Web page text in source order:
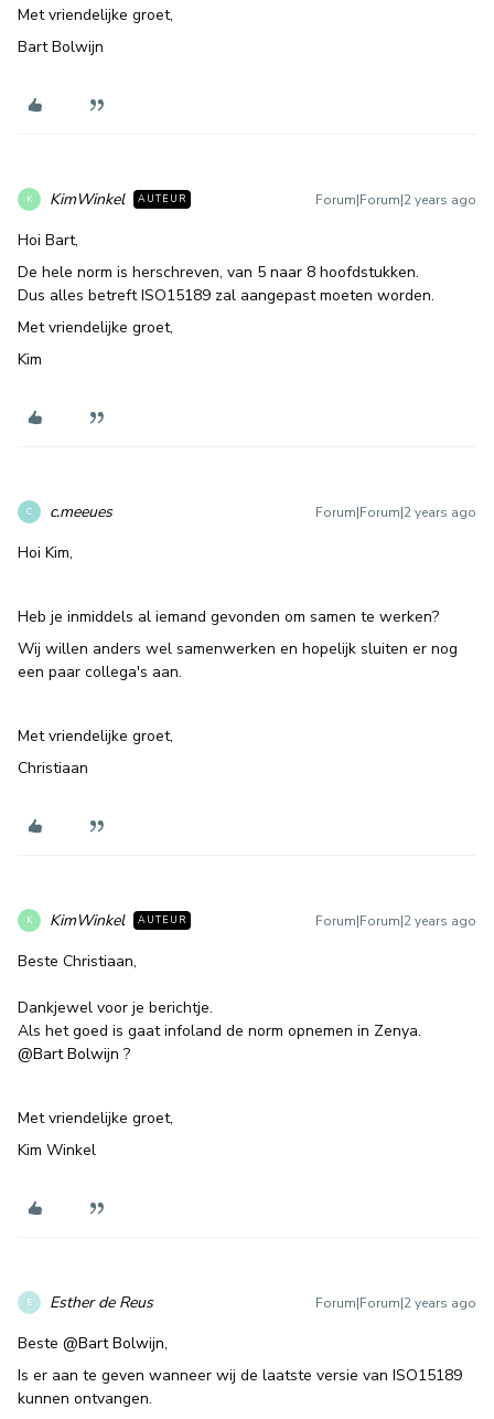
Met vriendelijke groet,
Bart Bolwijn
K KimWinkel AUTEUR Forum|Forum|2 years ago
Hoi Bart,
De hele norm is herschreven, van 5 naar 8 hoofdstukken.
Dus alles betreft ISO15189 zal aangepast moeten worden.
Met vriendelijke groet,
Kim
C c.meeues Forum|Forum|2 years ago
Hoi Kim,
Heb je inmiddels al iemand gevonden om samen te werken?
Wij willen anders wel samenwerken en hopelijk sluiten er nog
een paar collega's aan.
Met vriendelijke groet,
Christiaan
K KimWinkel AUTEUR Forum|Forum|2 years ago
Beste Christiaan,
Dankjewel voor je berichtje.
Als het goed is gaat infoland de norm opnemen in Zenya.
@Bart Bolwijn ?
Met vriendelijke groet,
Kim Winkel
E Esther de Reus Forum|Forum|2 years ago
Beste @Bart Bolwijn,
Is er aan te geven wanneer wij de laatste versie van ISO15189
kunnen ontvangen.